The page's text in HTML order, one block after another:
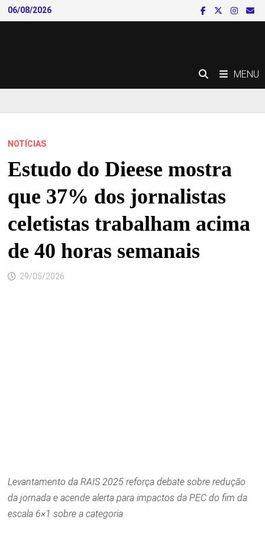
Skip
to
06/08/2026
MENU
NOTÍCIAS
Estudo do Dieese mostra
que 37% dos jornalistas
celetistas trabalham acima
de 40 horas semanais
29/05/2026
Levantamento da RAIS 2025 reforça debate sobre redução
da jornada e acende alerta para impactos da PEC do fim da
escala 6×1 sobre a categoria